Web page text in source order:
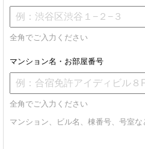
全角でご入力ください
マンション名・お部屋番号
全角でご入力ください
マンション、ビル名、棟番号、号室な